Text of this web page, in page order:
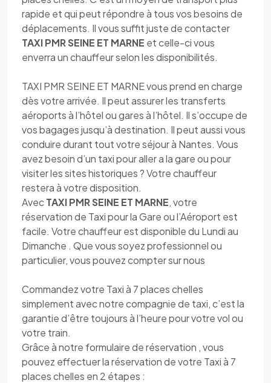
rapide et qui peut répondre à tous vos besoins de
déplacements. Il vous suffit juste de contacter
TAXI PMR SEINE ET MARNE et celle-ci vous
enverra un chauffeur selon les disponibilités.
TAXI PMR SEINE ET MARNE vous prend en charge
dès votre arrivée. Il peut assurer les transferts
aéroports à l’hôtel ou gares à l’hôtel. Il s’occupe de
vos bagages jusqu’à destination. Il peut aussi vous
conduire durant tout votre séjour à Nantes. Vous
avez besoin d’un taxi pour aller a la gare ou pour
visiter les sites historiques ? Votre chauffeur
restera à votre disposition.
AvecTAXI PMR SEINE ET MARNE, votre
réservation de Taxi pour la Gare ou l’Aéroport est
facile. Votre chauffeur est disponible du Lundi au
Dimanche . Que vous soyez professionnel ou
particulier, vous pouvez compter sur nous
Commandez votre Taxi à 7 places chelles
simplement avec notre compagnie de taxi, c’est la
garantie d’être toujours à l’heure pour votre vol ou
votre train.
Grâce à notre formulaire de réservation , vous
pouvez effectuer la réservation de votre Taxi à 7
places chelles en 2 étapes :